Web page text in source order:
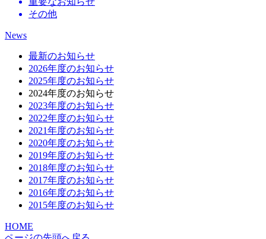
その他
News
最新のお知らせ
2026年度のお知らせ
2025年度のお知らせ
2024年度のお知らせ
2023年度のお知らせ
2022年度のお知らせ
2021年度のお知らせ
2020年度のお知らせ
2019年度のお知らせ
2018年度のお知らせ
2017年度のお知らせ
2016年度のお知らせ
2015年度のお知らせ
HOME